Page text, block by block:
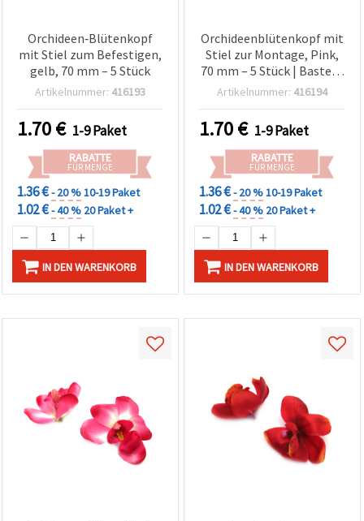
Orchideen‑Blütenkopf
mit Stiel zum Befestigen,
gelb, 70 mm – 5 Stück
Artikelnummer: 416193
1.70€ 1-9 Paket
RABATTE
FÜR MENGE
1.36 €- 20 %10-19 Paket
1.02 €- 40 % 20 Paket +
IN DEN WARENKORB
Orchideenblütenkopf mit
Stiel zur Montage, Pink,
70 mm – 5 Stück | Basteln
& Deko
Artikelnummer: 416194
1.70€ 1-9 Paket
RABATTE
FÜR MENGE
1.36 €- 20 %10-19 Paket
1.02 €- 40 % 20 Paket +
IN DEN WARENKORB